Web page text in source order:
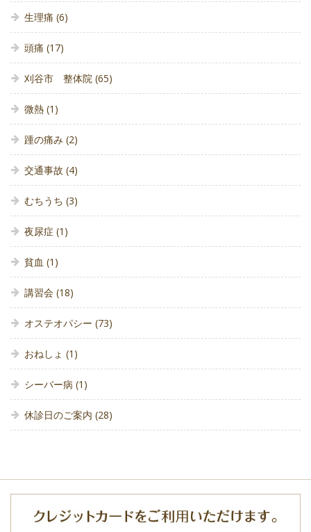
生理痛 (6)
頭痛 (17)
刈谷市 整体院 (65)
微熱 (1)
踵の痛み (2)
交通事故 (4)
むちうち (3)
夜尿症 (1)
貧血 (1)
講習会 (18)
オステオパシー (73)
おねしょ (1)
シーバー病 (1)
休診日のご案内 (28)